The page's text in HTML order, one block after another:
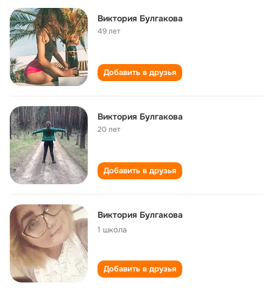
Виктория Булгакова
49 лет
Добавить в друзья
Виктория Булгакова
20 лет
Добавить в друзья
Виктория Булгакова
1 школа
Добавить в друзья